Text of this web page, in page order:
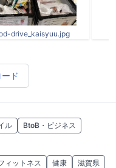
drive_kaisyuu.jpg
ド
ル BtoB・ビジネス
ィットネス 健康 滋賀県